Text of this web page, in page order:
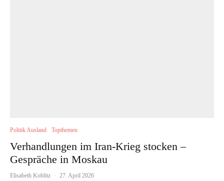
Politik Ausland Topthemen
Verhandlungen im Iran-Krieg stocken –
Gespräche in Moskau
Elisabeth Koblitz · 27. April 2026